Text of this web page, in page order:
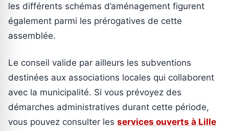
les différents schémas d’aménagement figurent
également parmi les prérogatives de cette
assemblée.
Le conseil valide par ailleurs les subventions
destinées aux associations locales qui collaborent
avec la municipalité. Si vous prévoyez des
démarches administratives durant cette période,
vous pouvez consulter les services ouverts à Lille